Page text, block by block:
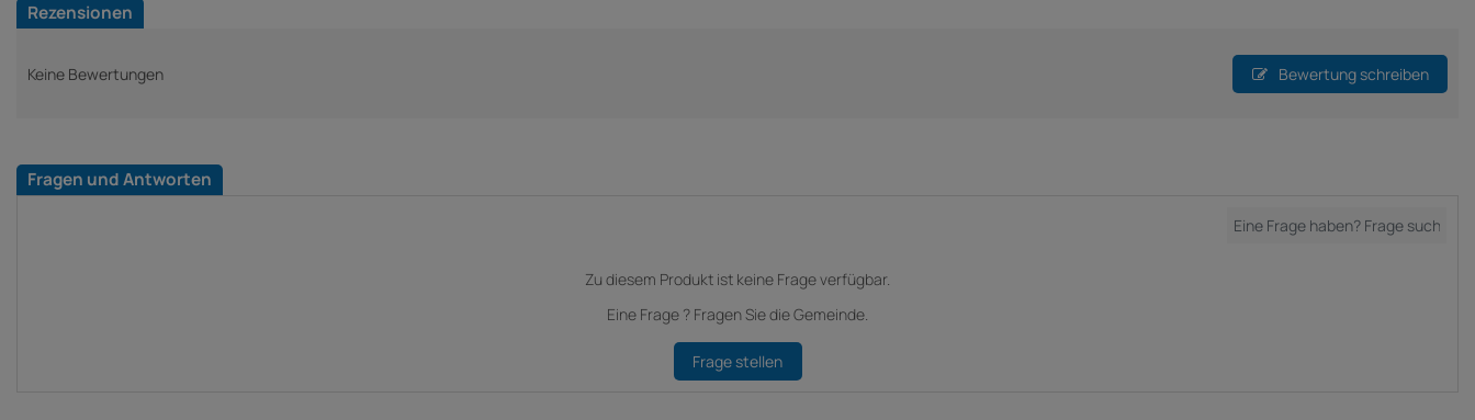
Rezensionen
Keine Bewertungen Bewertung schreiben
Fragen und Antworten
Zu diesem Produkt ist keine Frage verfügbar.
Eine Frage ? Fragen Sie die Gemeinde.
Frage stellen